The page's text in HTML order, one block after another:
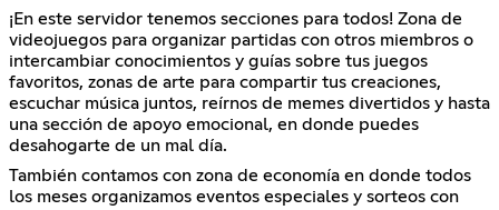
¡En este servidor tenemos secciones para todos! Zona de
videojuegos para organizar partidas con otros miembros o
intercambiar conocimientos y guías sobre tus juegos
favoritos, zonas de arte para compartir tus creaciones,
escuchar música juntos, reírnos de memes divertidos y hasta
una sección de apoyo emocional, en donde puedes
desahogarte de un mal día.
También contamos con zona de economía en donde todos
los meses organizamos eventos especiales y sorteos con